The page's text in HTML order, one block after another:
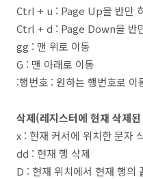
Ctrl + u : Page Up을 반만
Ctrl + d : Page Down을 반
gg : 맨 위로 이동
G : 맨 아래로 이동
:행번호 : 원하는 행번호로 이
삭제(레지스터에 현재 삭제
x : 현재 커서에 위치한 문자
dd : 현재 행 삭제
D : 현재 위치에서 현재 행의